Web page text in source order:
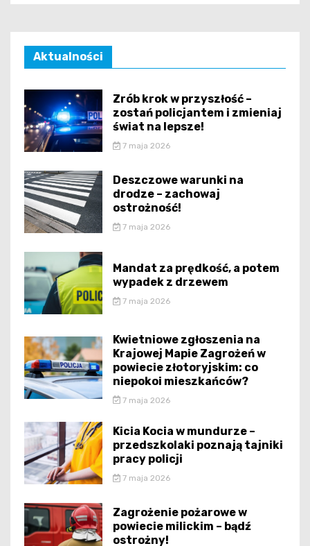
Aktualności
Zrób krok w przyszłość –
zostań policjantem i zmieniaj
świat na lepsze!
7 maja 2026
Deszczowe warunki na
drodze – zachowaj
ostrożność!
7 maja 2026
Mandat za prędkość, a potem
wypadek z drzewem
7 maja 2026
Kwietniowe zgłoszenia na
Krajowej Mapie Zagrożeń w
powiecie złotoryjskim: co
niepokoi mieszkańców?
7 maja 2026
Kicia Kocia w mundurze –
przedszkolaki poznają tajniki
pracy policji
7 maja 2026
Zagrożenie pożarowe w
powiecie milickim – bądź
ostrożny!